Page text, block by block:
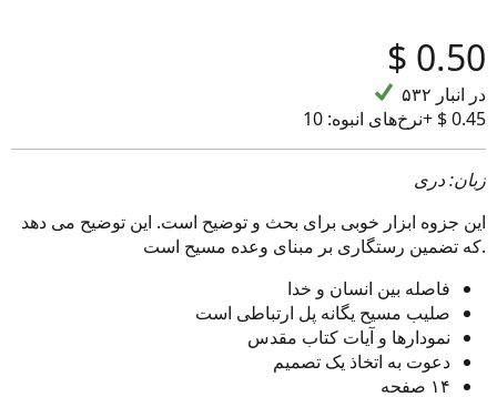
‎$ 0.50
۵۳۲ در انبار
نرخ‌های انبوه:10+ ‎$ 0.45
زبان: دری
این جزوه ابزار خوبی برای بحث و توضیح است. این توضیح می دهد
که تضمین رستگاری بر مبنای وعده مسیح است.
فاصله بین انسان و خدا
صلیب مسیح یگانه پل ارتباطی است
نمودارها و آیات کتاب مقدس
دعوت به اتخاذ یک تصمیم
۱۴ صفحه